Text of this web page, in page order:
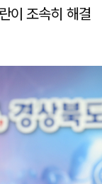
이 조속히 해결